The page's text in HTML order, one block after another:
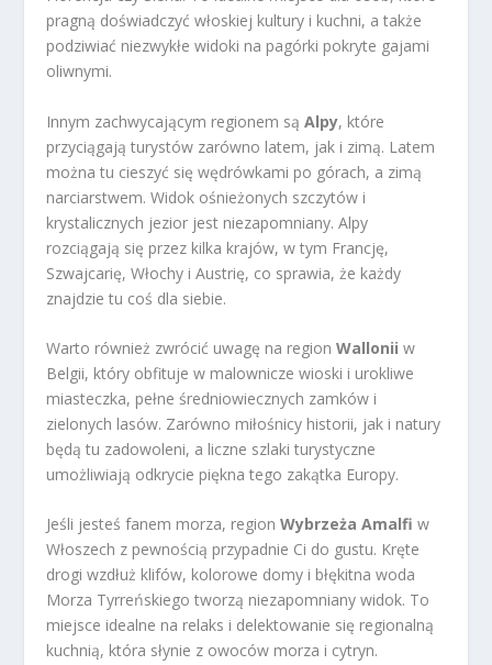
pragną doświadczyć włoskiej kultury i kuchni, a także
podziwiać niezwykłe widoki na pagórki pokryte gajami
oliwnymi.
Innym zachwycającym regionem sąAlpy, które
przyciągają turystów zarówno latem, jak i zimą. Latem
można tu cieszyć się wędrówkami po górach, a zimą
narciarstwem. Widok ośnieżonych szczytów i
krystalicznych jezior jest niezapomniany. Alpy
rozciągają się przez kilka krajów, w tym Francję,
Szwajcarię, Włochy i Austrię, co sprawia, że każdy
znajdzie tu coś dla siebie.
Warto również zwrócić uwagę na regionWallonii w
Belgii, który obfituje w malownicze wioski i urokliwe
miasteczka, pełne średniowiecznych zamków i
zielonych lasów. Zarówno miłośnicy historii, jak i natury
będą tu zadowoleni, a liczne szlaki turystyczne
umożliwiają odkrycie piękna tego zakątka Europy.
Jeśli jesteś fanem morza, regionWybrzeża Amalfi w
Włoszech z pewnością przypadnie Ci do gustu. Kręte
drogi wzdłuż klifów, kolorowe domy i błękitna woda
Morza Tyrreńskiego tworzą niezapomniany widok. To
miejsce idealne na relaks i delektowanie się regionalną
kuchnią, która słynie z owoców morza i cytryn.